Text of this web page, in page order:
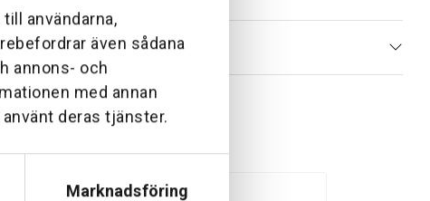
användarna,
även sådana
annons- och
med annan
deras tjänster.
Marknadsföring